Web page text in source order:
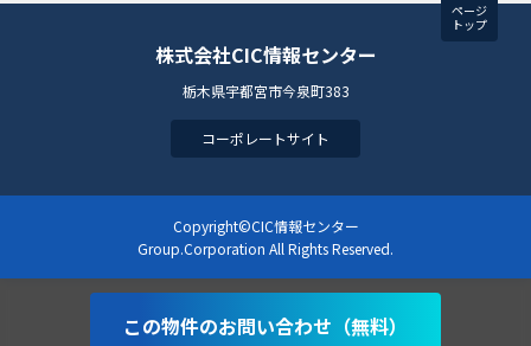
この物件のお問い合わせ（無料）
ページ
トップ
株式会社CIC情報センター
栃木県宇都宮市今泉町383
コーポレートサイト
Copyright©CIC情報センター
Group.Corporation All Rights Reserved.